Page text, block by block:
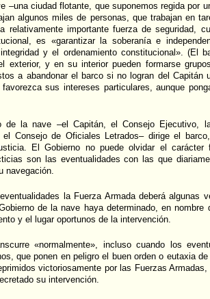
–una ciudad flotante, que suponemos regida por
algunos miles de personas, que trabajan en
relativamente importante fuerza de seguridad,
es «garantizar la soberanía e
y el ordenamiento constitucional». (El
exterior, y en su interior pueden formarse
a abandonar el barco si no logran del Capitán
sus intereses particulares, aunque
de la nave –el Capitán, el Consejo Ejecutivo,
el Consejo de Oficiales Letrados– dirige el
El Gobierno no puede olvidar el carácter
son las eventualidades con las que
navegación.
la Fuerza Armada deberá algunas
de la nave haya determinado, en nombre
y el lugar oportunos de la intervención.
«normalmente», incluso cuando los
que ponen en peligro el buen orden o eutaxia
victoriosamente por las Fuerzas Armadas,
su intervención.